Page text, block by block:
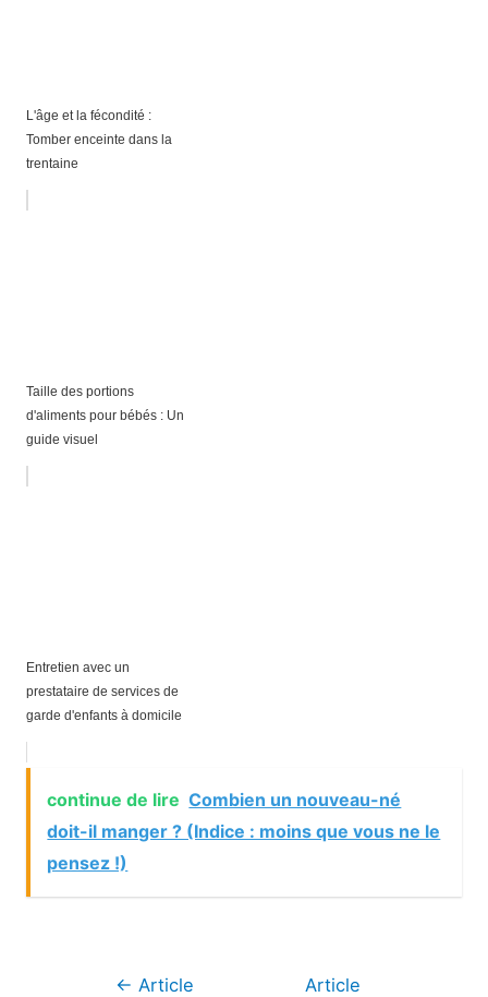
L'âge et la fécondité :
Tomber enceinte dans la
trentaine
Taille des portions
d'aliments pour bébés : Un
guide visuel
Entretien avec un
prestataire de services de
garde d'enfants à domicile
continue de lire Combien un nouveau-né
doit-il manger ? (Indice : moins que vous ne le
pensez !)
Navigation
← Article
Article